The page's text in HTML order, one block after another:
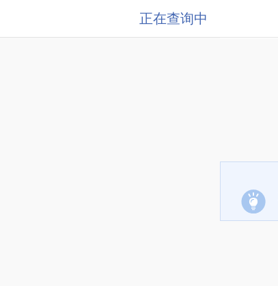
正在查询中